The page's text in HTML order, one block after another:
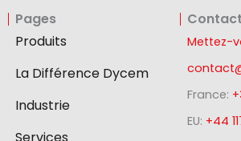
k
e
d
i
n
o
o
g
r
Pages
Produits
La Différence Dycem
Industrie
Services
Contact
Mettez-
France:
EU: +44